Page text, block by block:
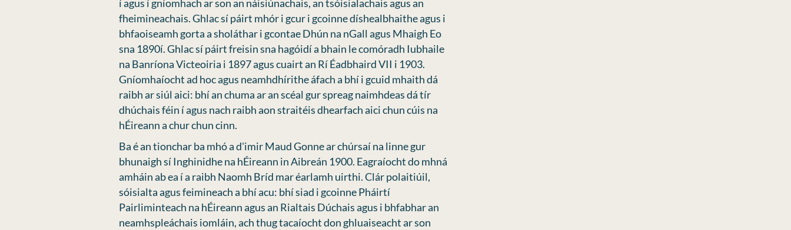
í agus í gníomhach ar son an náisiúnachais, an tsóisialachais agus an
fheimineachais. Ghlac sí páirt mhór i gcur i gcoinne díshealbhaithe agus i
bhfaoiseamh gorta a sholáthar i gcontae Dhún na nGall agus Mhaigh Eo
sna 1890í. Ghlac sí páirt freisin sna hagóidí a bhain le comóradh Iubhaile
na Banríona Victeoiria i 1897 agus cuairt an Rí Éadbhaird VII i 1903.
Gníomhaíocht ad hoc agus neamhdhírithe áfach a bhí i gcuid mhaith dá
raibh ar siúl aici: bhí an chuma ar an scéal gur spreag naimhdeas dá tír
dhúchais féin í agus nach raibh aon straitéis dhearfach aici chun cúis na
hÉireann a chur chun cinn.
Ba é an tionchar ba mhó a d'imir Maud Gonne ar chúrsaí na linne gur
bhunaigh sí Inghinidhe na hÉireann in Aibreán 1900. Eagraíocht do mhná
amháin ab ea í a raibh Naomh Bríd mar éarlamh uirthi. Clár polaitiúil,
sóisialta agus feimineach a bhí acu: bhí siad i gcoinne Pháirtí
Pairliminteach na hÉireann agus an Rialtais Dúchais agus i bhfabhar an
neamhspleáchais iomláin, ach thug tacaíocht don ghluaiseacht ar son